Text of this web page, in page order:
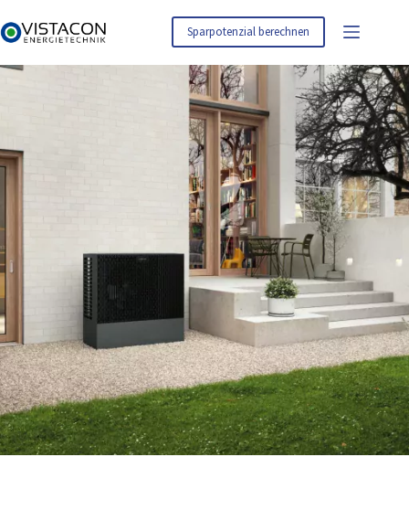
Inhalt
springen
Sparpotenzial berechnen